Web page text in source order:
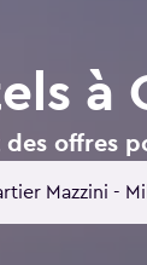
à
des offres